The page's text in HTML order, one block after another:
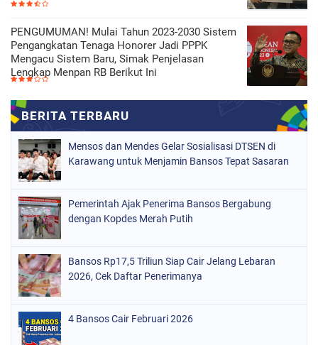
PENGUMUMAN! Mulai Tahun 2023-2030 Sistem
Pengangkatan Tenaga Honorer Jadi PPPK
Mengacu Sistem Baru, Simak Penjelasan
Lengkap Menpan RB Berikut Ini
Mensos dan Mendes Gelar Sosialisasi DTSEN di
Karawang untuk Menjamin Bansos Tepat Sasaran
Pemerintah Ajak Penerima Bansos Bergabung
dengan Kopdes Merah Putih
Bansos Rp17,5 Triliun Siap Cair Jelang Lebaran
2026, Cek Daftar Penerimanya
4 Bansos Cair Februari 2026